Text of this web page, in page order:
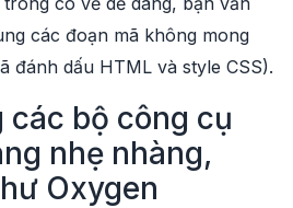
các đoạn mã không mong
đánh dấu HTML và style CSS).
các bộ công cụ
nhẹ nhàng,
Oxygen